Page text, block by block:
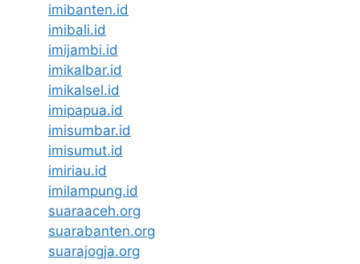
imibanten.id
imibali.id
imijambi.id
imikalbar.id
imikalsel.id
imipapua.id
imisumbar.id
imisumut.id
imiriau.id
imilampung.id
suaraaceh.org
suarabanten.org
suarajogja.org